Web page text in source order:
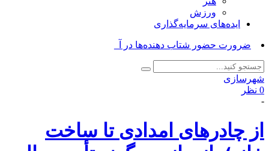
ورزش
ایده‌های سرمایه‌گذاری
ضرورت حضور شتاب ‌دهنده‌ها در آبادان_
شهرسازی
0 نظر
-
از چادرهای امدادی تا ساخت